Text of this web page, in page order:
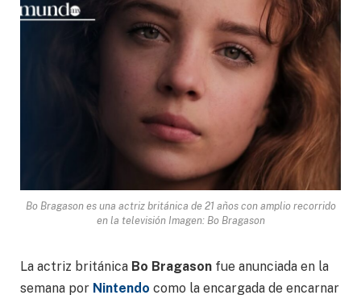
Bo Bragason es una actriz británica de 21 años con amplio recorrido
en la televisión Imagen: Bo Bragason
La actriz británica Bo Bragason fue anunciada en la
semana por Nintendo como la encargada de encarnar